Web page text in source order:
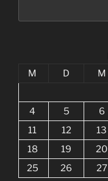
M
D M
4
5 6
11
12 13
18
19 20
25
26 27